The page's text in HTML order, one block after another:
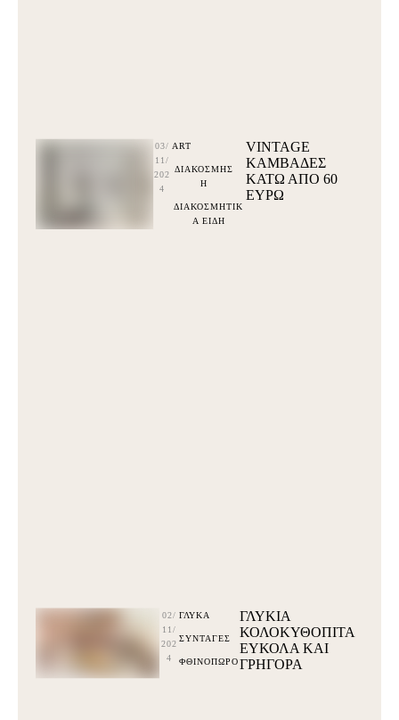
03/
11/
202
4
ART
ΔΙΑΚΟΣΜΗΣ
Η
ΔΙΑΚΟΣΜΗΤΙΚ
Α ΕΙΔΗ
VINTAGE
ΚΑΜΒΑΔΕΣ
ΚΆΤΩ ΑΠΌ 60
ΕΥΡΩ
02/
11/
202
4
ΓΛΥΚΆ
ΣΥΝΤΑΓΕΣ
ΦΘΙΝΟΠΩΡΟ
ΓΛΥΚΙΑ
ΚΟΛΟΚΥΘΟΠΙΤΑ
ΕΥΚΟΛΑ ΚΑΙ
ΓΡΗΓΟΡΑ